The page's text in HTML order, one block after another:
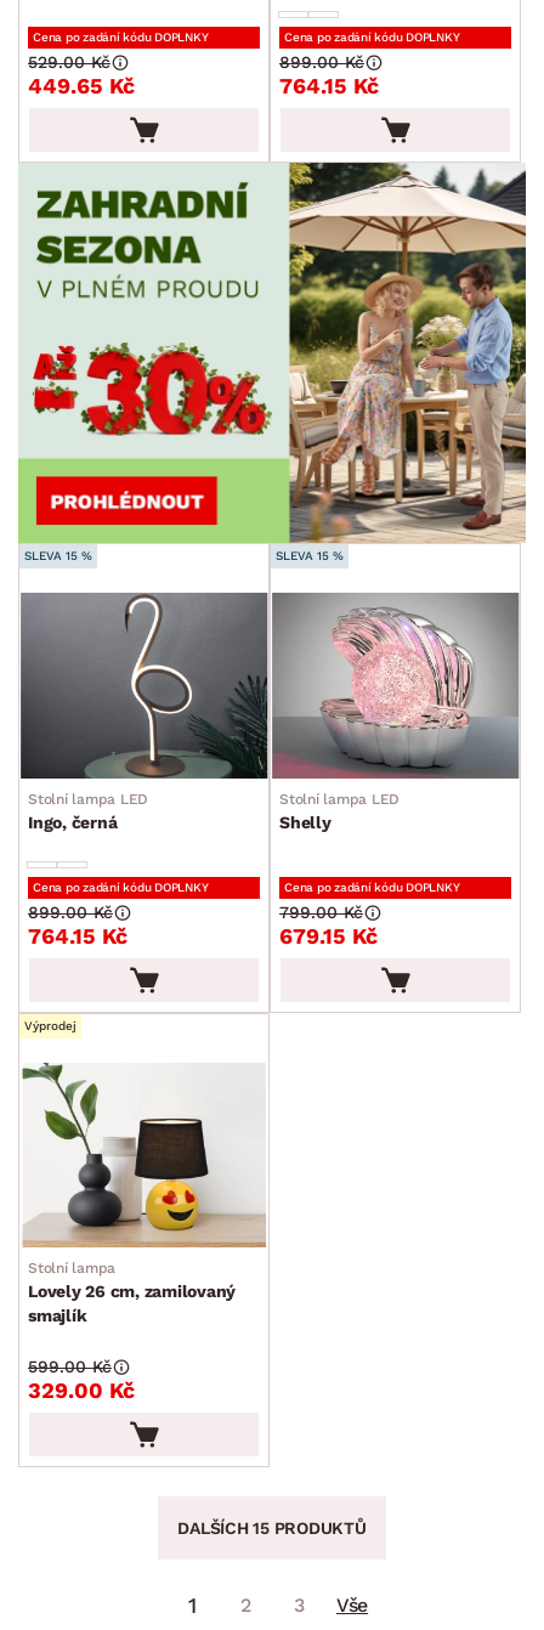
Cena po zadání kódu DOPLNKY
449.65 Kč
529.00 Kč
Cena po zadání kódu DOPLNKY
764.15 Kč
899.00 Kč
SLEVA 15 %
Stolní lampa LED
Ingo, černá
Cena po zadání kódu DOPLNKY
764.15 Kč
899.00 Kč
SLEVA 15 %
Stolní lampa LED
Shelly
Cena po zadání kódu DOPLNKY
679.15 Kč
799.00 Kč
Výprodej
Stolní lampa
Lovely 26 cm, zamilovaný
smajlík
329.00 Kč
599.00 Kč
DALŠÍCH 15 PRODUKTŮ
1 2 3 Vše